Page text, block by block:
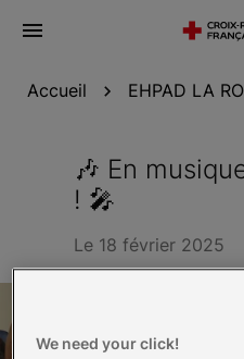
Ouvrir
Accueil EHPAD LA
🎶 En
! 🎤
Le 18 février 2025
We need your click!